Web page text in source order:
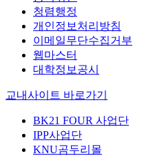
청렴행정
개인정보처리방침
이메일무단수집거부
웹마스터
대학정보공시
교내사이트 바로가기
BK21 FOUR 사업단
IPP사업단
KNU곰두리몰